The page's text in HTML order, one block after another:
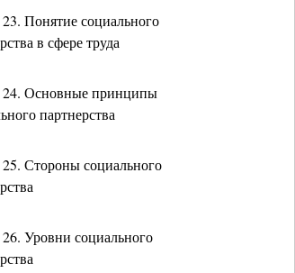
23. Понятие социального
в сфере труда
24. Основные принципы
партнерства
25. Стороны социального
26. Уровни социального